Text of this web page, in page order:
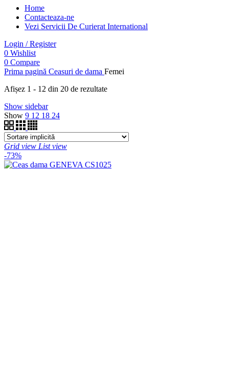
Home
Contacteaza-ne
Vezi Servicii De Curierat International
Login / Register
0 Wishlist
0 Compare
Prima pagină Ceasuri de dama Femei
Afișez 1 - 12 din 20 de rezultate
Show sidebar
Show 9 12 18 24
Grid view List view
-73%